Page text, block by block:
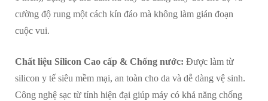
cường độ rung một cách kín đáo mà không làm gián đoạn
cuộc vui.
Chất liệu Silicon Cao cấp & Chống nước: Được làm từ
silicon y tế siêu mềm mại, an toàn cho da và dễ dàng vệ sinh.
Công nghệ sạc từ tính hiện đại giúp máy có khả năng chống